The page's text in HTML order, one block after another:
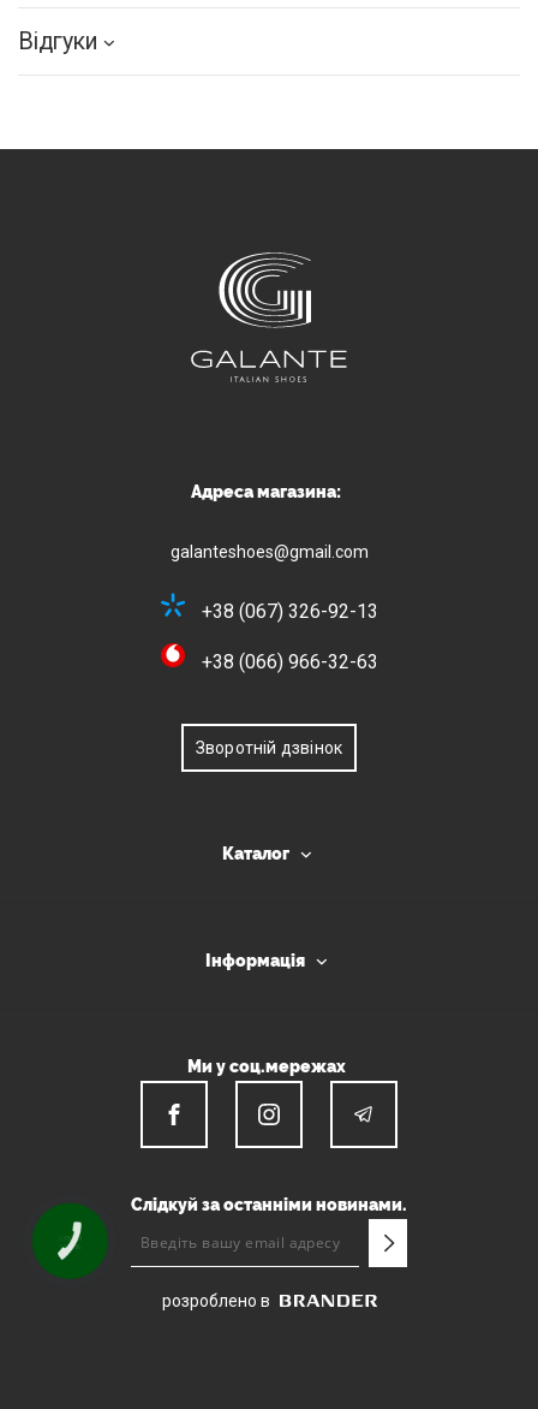
Відгуки
Адреса магазина:
galanteshoes@gmail.com
+38 (067) 326-92-13
+38 (066) 966-32-63
Зворотній дзвінок
Каталог
Інформація
Ми у соц.мережах
Слідкуй за останніми новинами.
розроблено в
КНОПКА
ЗВ'ЯЗКУ